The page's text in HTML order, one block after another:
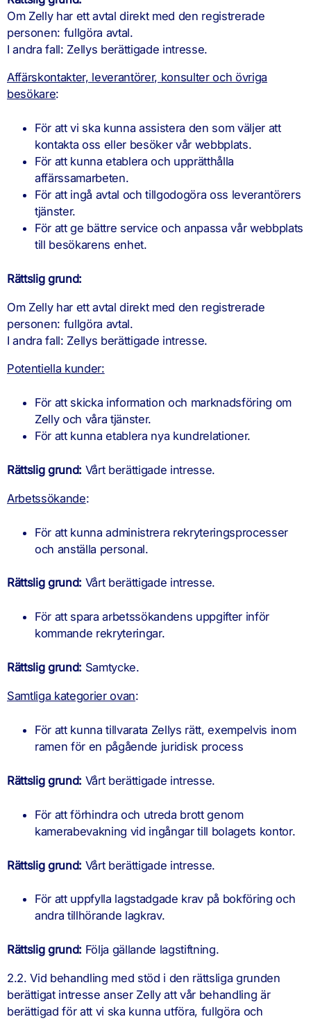
Om Zelly har ett avtal direkt med den registrerade
personen: fullgöra avtal.
I andra fall: Zellys berättigade intresse.
Affärskontakter, leverantörer, konsulter och övriga
besökare:
För att vi ska kunna assistera den som väljer att
kontakta oss eller besöker vår webbplats.
För att kunna etablera och upprätthålla
affärssamarbeten.
För att ingå avtal och tillgodogöra oss leverantörers
tjänster.
För att ge bättre service och anpassa vår webbplats
till besökarens enhet.
Rättslig grund:
Om Zelly har ett avtal direkt med den registrerade
personen: fullgöra avtal.
I andra fall: Zellys berättigade intresse.
Potentiella kunder:
För att skicka information och marknadsföring om
Zelly och våra tjänster.
För att kunna etablera nya kundrelationer.
Rättslig grund: Vårt berättigade intresse.
Arbetssökande:
För att kunna administrera rekryteringsprocesser
och anställa personal.
Rättslig grund: Vårt berättigade intresse.
För att spara arbetssökandens uppgifter inför
kommande rekryteringar.
Rättslig grund: Samtycke.
Samtliga kategorier ovan:
För att kunna tillvarata Zellys rätt, exempelvis inom
ramen för en pågående juridisk process
Rättslig grund: Vårt berättigade intresse.
För att förhindra och utreda brott genom
kamerabevakning vid ingångar till bolagets kontor.
Rättslig grund: Vårt berättigade intresse.
För att uppfylla lagstadgade krav på bokföring och
andra tillhörande lagkrav.
Rättslig grund: Följa gällande lagstiftning.
2.2. Vid behandling med stöd i den rättsliga grunden
berättigat intresse anser Zelly att vår behandling är
berättigad för att vi ska kunna utföra, fullgöra och